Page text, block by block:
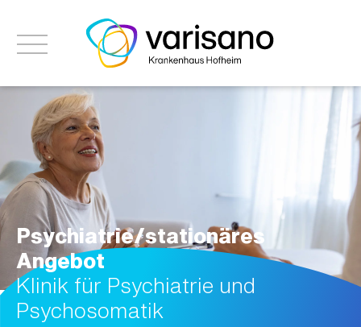
Psychiatrie/stationäres
Angebot
Klinik für Psychiatrie und
Psychosomatik